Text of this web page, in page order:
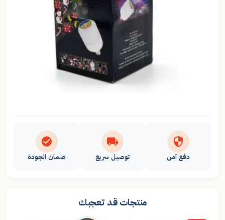
دفع آمن توصيل سريع ضمان الجودة
منتجات قد تعجبك